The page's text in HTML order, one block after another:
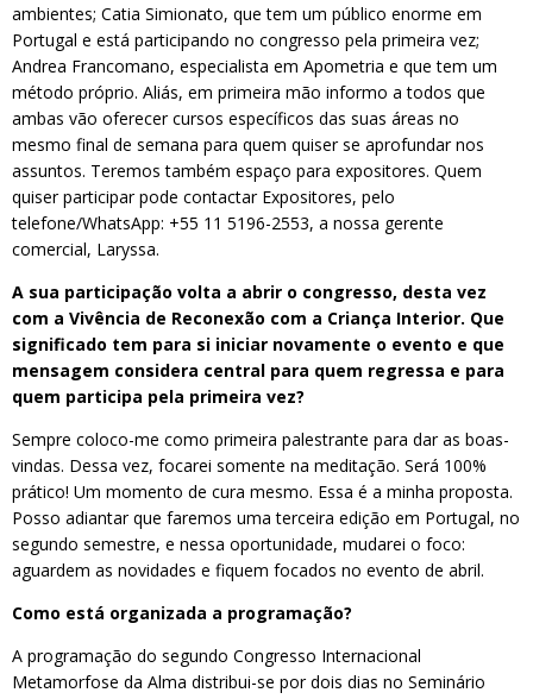
ambientes; Catia Simionato, que tem um público enorme em
Portugal e está participando no congresso pela primeira vez;
Andrea Francomano, especialista em Apometria e que tem um
método próprio. Aliás, em primeira mão informo a todos que
ambas vão oferecer cursos específicos das suas áreas no
mesmo final de semana para quem quiser se aprofundar nos
assuntos. Teremos também espaço para expositores. Quem
quiser participar pode contactar Expositores, pelo
telefone/WhatsApp: +55 11 5196-2553, a nossa gerente
comercial, Laryssa.
A sua participação volta a abrir o congresso, desta vez
com a Vivência de Reconexão com a Criança Interior. Que
significado tem para si iniciar novamente o evento e que
mensagem considera central para quem regressa e para
quem participa pela primeira vez?
Sempre coloco-me como primeira palestrante para dar as boas-
vindas. Dessa vez, focarei somente na meditação. Será 100%
prático! Um momento de cura mesmo. Essa é a minha proposta.
Posso adiantar que faremos uma terceira edição em Portugal, no
segundo semestre, e nessa oportunidade, mudarei o foco:
aguardem as novidades e fiquem focados no evento de abril.
Como está organizada a programação?
A programação do segundo Congresso Internacional
Metamorfose da Alma distribui-se por dois dias no Seminário